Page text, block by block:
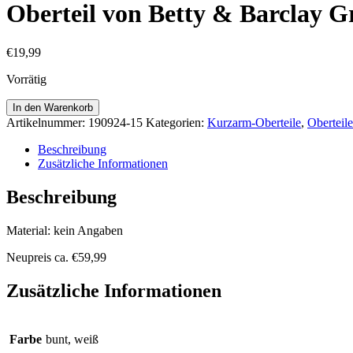
Oberteil von Betty & Barclay
€19,99
Vorrätig
Oberteil
von
Barclay
38
Menge
In den Warenkorb
Artikelnummer: 190924-15 Kategorien: Kurzarm-Oberteile, Oberteile
Beschreibung
Zusätzliche Informationen
Beschreibung
Material: kein Angaben
Neupreis ca. €59,99
Zusätzliche Informationen
Farbe bunt, weiß